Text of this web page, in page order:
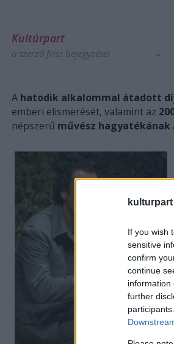
kulturpart
If you wish
sensitive
confirm
continue
information
further
Kultúrpart
a szerző friss bejegyzései
A hatodik alkalommal átadott
emberi elismerését, valamint az
népszerű művész hagyatékának